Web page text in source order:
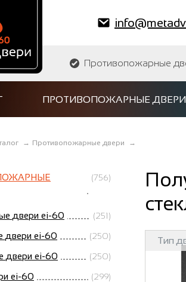
Противопожарные
ПРОТИВОПОЖАРНЫЕ ДВЕРИ
→ Противопожарные двери →
(756)
двери ei-60 (251)
двери ei-60 (250)
двери ei-60 (250)
ei-60 (299)
Тип